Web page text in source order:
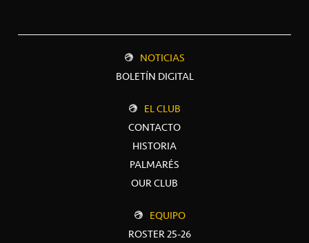
NOTICIAS
BOLETÍN DIGITAL
EL CLUB
CONTACTO
HISTORIA
PALMARÉS
OUR CLUB
EQUIPO
ROSTER 25-26